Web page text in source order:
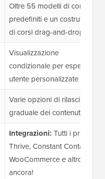
Oltre 55 modelli di corso
predefiniti e un costruttore
di corsi drag-and-drop
Visualizzazione
condizionale per esperienze
utente personalizzate
Varie opzioni di rilascio
graduale dei contenuti
Integrazioni: Tutti i prodotti
Thrive, Constant Contact,
WooCommerce e altro
ancora!